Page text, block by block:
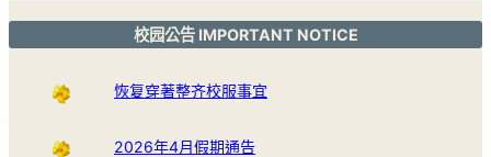
校园公告 IMPORTANT NOTICE
恢复穿著整齐校服事宜
2026年4月假期通告